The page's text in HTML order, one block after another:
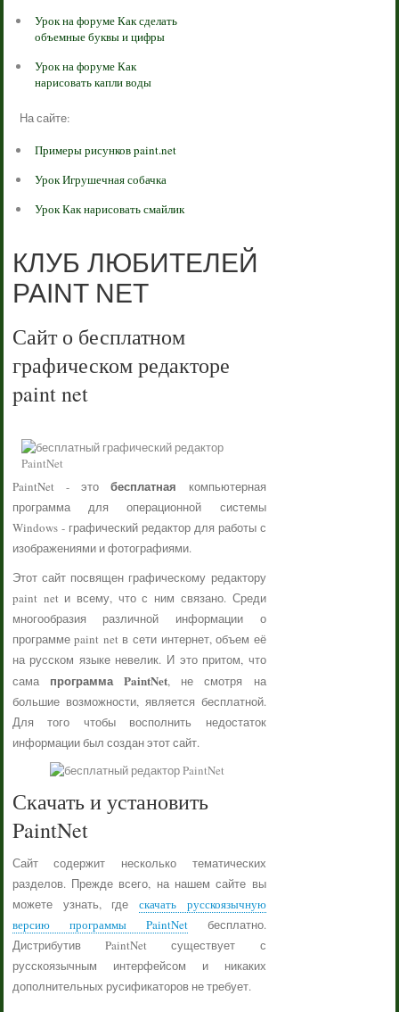
Урок на форуме Как сделать
объемные буквы и цифры
Урок на форуме Как
нарисовать капли воды
На сайте:
Примеры рисунков paint.net
Урок Игрушечная собачка
Урок Как нарисовать смайлик
КЛУБ ЛЮБИТЕЛЕЙ
PAINT NET
Сайт о бесплатном
графическом редакторе
paint net
PaintNet - этобесплатная компьютерная
программа для операционной системы
Windows - графический редактор для работы с
изображениями и фотографиями.
Этот сайт посвящен графическому редактору
paint net и всему, что с ним связано. Среди
многообразия различной информации о
программе paint net в сети интернет, объем её
на русском языке невелик. И это притом, что
сама программа PaintNet, не смотря на
большие возможности, является бесплатной.
Для того чтобы восполнить недостаток
информации был создан этот сайт.
Скачать и установить
PaintNet
Сайт содержит несколько тематических
разделов. Прежде всего, на нашем сайте вы
можете узнать, где скачать русскоязычную
версию программы PaintNetбесплатно.
Дистрибутив PaintNet существует с
русскоязычным интерфейсом и никаких
дополнительных русификаторов не требует.